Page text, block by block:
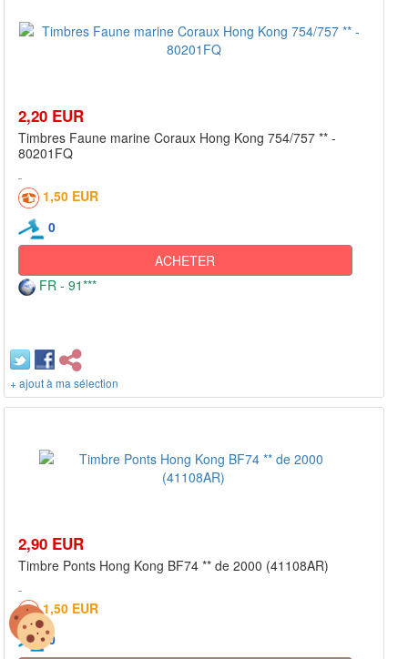
2,20 EUR
Timbres Faune marine Coraux Hong Kong 754/757 ** -
80201FQ
1,50 EUR
0
ACHETER
FR - 91***
+ ajout à ma sélection
2,90 EUR
Timbre Ponts Hong Kong BF74 ** de 2000 (41108AR)
1,50 EUR
0